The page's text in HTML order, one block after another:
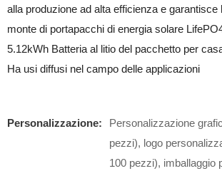
alla produzione ad alta efficienza e garantisce
monte di portapacchi di energia solare
5.12kWh Batteria al litio del pacchetto per
Ha usi diffusi nel campo delle applicazioni
Personalizzazione:
Personalizzazione
pezzi), logo
100 pezzi), imballaggio